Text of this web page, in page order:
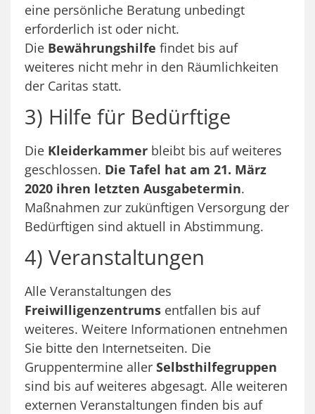
eine persönliche Beratung unbedingt
erforderlich ist oder nicht.
Die Bewährungshilfe findet bis auf
weiteres nicht mehr in den Räumlichkeiten
der Caritas statt.
3) Hilfe für Bedürftige
Die Kleiderkammer bleibt bis auf weiteres
geschlossen. Die Tafel hat am 21. März
2020 ihren letzten Ausgabetermin.
Maßnahmen zur zukünftigen Versorgung der
Bedürftigen sind aktuell in Abstimmung.
4) Veranstaltungen
Alle Veranstaltungen des
Freiwilligenzentrums entfallen bis auf
weiteres. Weitere Informationen entnehmen
Sie bitte den Internetseiten. Die
Gruppentermine aller Selbsthilfegruppen
sind bis auf weiteres abgesagt. Alle weiteren
externen Veranstaltungen finden bis auf